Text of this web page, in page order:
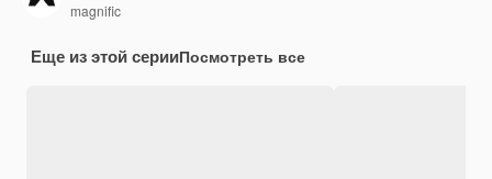
magnific
Еще из этой серииПосмотреть все